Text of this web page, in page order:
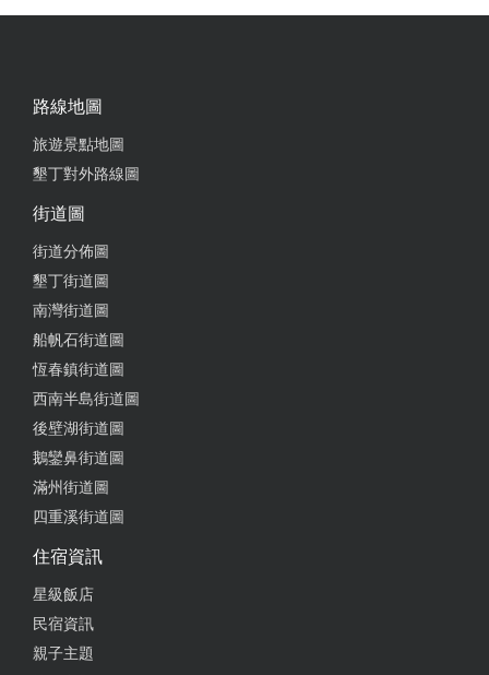
我的墾丁愛店！眼睛閉起來怎麼點怎麼好吃！（照片
廳對面就有停車場，重點，餐廳氣氛非常chill服務各
方面都很優，說英文麻也通！
風乾蕃茄義大利麵、好吃
推海鮮燉飯意外讓人驚艷，本來擔心香料味很重之類
的好險沒有，醬汁很配飯海鮮又鮮甜 鴨胸也不錯 、
路線地圖
旅遊景點地圖
墾丁對外路線圖
街道圖
街道分佈圖
墾丁街道圖
南灣街道圖
船帆石街道圖
恆春鎮街道圖
西南半島街道圖
後壁湖街道圖
鵝鑾鼻街道圖
滿州街道圖
四重溪街道圖
住宿資訊
星級飯店
民宿資訊
親子主題